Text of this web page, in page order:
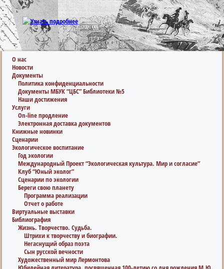
О нас
Новости
Документы
Политика конфиденциальности
Документы МБУК “ЦБС” Библиотеки №5
Наши достижения
Услуги
On-line продление
Электронная доставка документов
Книжные новинки
Сценарии
Экологическое воспитание
Год экологии
Международный Проект “Экологическая культура. Мир и согласие”
Клуб “Юный эколог”
Сценарии по экологии
Береги свою планету
Программа реализации
Отчет о работе
Виртуальные выставки
Библиография
Жизнь. Творчество. Судьба.
Штрихи к творчеству и биографии.
Негаснущий образ поэта
Сын русской вечности
Художественный мир Лермонтова